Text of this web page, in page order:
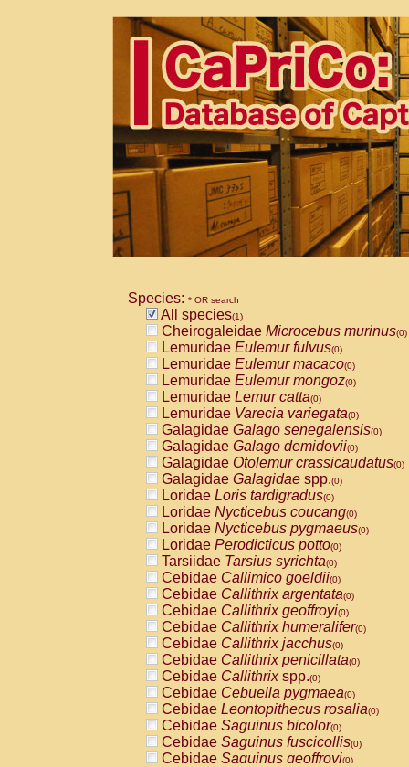
Species: * OR search
All species(1)
Cheirogaleidae Microcebus murinus(0)
Lemuridae Eulemur fulvus(0)
Lemuridae Eulemur macaco(0)
Lemuridae Eulemur mongoz(0)
Lemuridae Lemur catta(0)
Lemuridae Varecia variegata(0)
Galagidae Galago senegalensis(0)
Galagidae Galago demidovii(0)
Galagidae Otolemur crassicaudatus(0)
Galagidae Galagidae spp.(0)
Loridae Loris tardigradus(0)
Loridae Nycticebus coucang(0)
Loridae Nycticebus pygmaeus(0)
Loridae Perodicticus potto(0)
Tarsiidae Tarsius syrichta(0)
Cebidae Callimico goeldii(0)
Cebidae Callithrix argentata(0)
Cebidae Callithrix geoffroyi(0)
Cebidae Callithrix humeralifer(0)
Cebidae Callithrix jacchus(0)
Cebidae Callithrix penicillata(0)
Cebidae Callithrixspp.(0)
Cebidae Cebuella pygmaea(0)
Cebidae Leontopithecus rosalia(0)
Cebidae Saguinus bicolor(0)
Cebidae Saguinus fuscicollis(0)
Cebidae Saguinus geoffroyi(0)